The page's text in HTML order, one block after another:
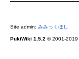
Site admin: みみっくほし
PukiWiki 1.5.2 © 2001-2019